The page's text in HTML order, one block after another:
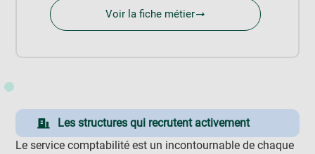
Voir la fiche métier
Les structures qui recrutent activement
Le service comptabilité est un incontournable de chaque